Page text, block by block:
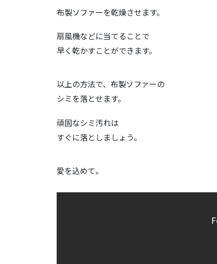
布製ソファーを乾燥させます。
扇風機などに当てることで
早く乾かすことができます。
以上の方法で、布製ソファーの
シミを落とせます。
頑固なシミ汚れは
すぐに落としましょう。
愛を込めて。